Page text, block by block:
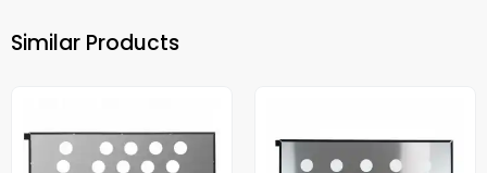
Similar Products